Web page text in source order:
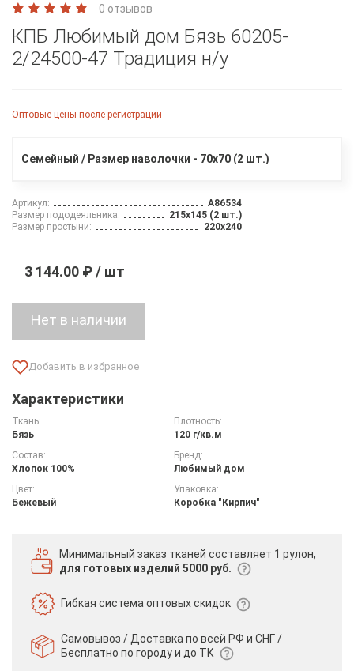
0 отзывов
КПБ Любимый дом Бязь 60205-
2/24500-47 Традиция н/у
Оптовые цены после регистрации
Семейный / Размер наволочки - 70х70 (2 шт.)
Артикул:
A86534
Размер пододеяльника:
215х145 (2 шт.)
Размер простыни:
220х240
3 144.00 ₽ / шт
Нет в наличии
Характеристики
Ткань:
Бязь
Плотность:
120 г/кв.м
Состав:
Хлопок 100%
Бренд:
Любимый дом
Цвет:
Бежевый
Упаковка:
Коробка "Кирпич"
Минимальный заказ тканей составляет 1 рулон,
для готовых изделий 5000 руб.
Гибкая системаоптовых скидок
Самовывоз / Доставка по всей РФ и СНГ /
Бесплатно по городу и до ТК